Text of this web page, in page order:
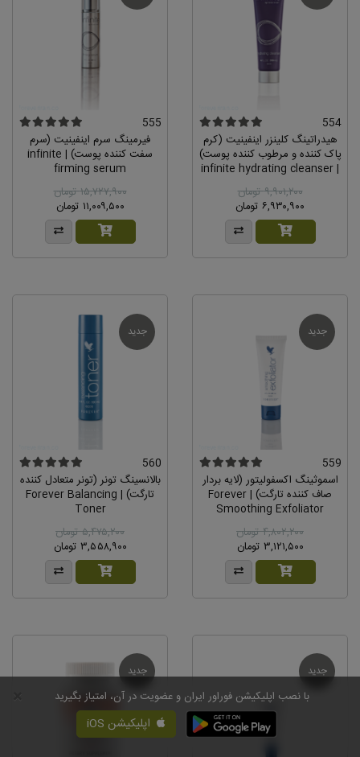
554
هیدراتینگ کلینزر اینفینیت (کرم
پاک کننده و مرطوب کننده پوست)
| infinite hydrating cleanser
۹,۹۰۱,۲۰۰ تومان
۶,۹۳۰,۹۰۰ تومان
555
فیرمینگ سرم اینفینیت (سرم
سفت کننده پوست) | infinite
firming serum
۱۵,۷۲۷,۹۰۰ تومان
۱۱,۰۰۹,۵۰۰ تومان
جدید
559
اسموثینگ اکسفولیتور (لایه بردار
صاف کننده تارگت) | Forever
Smoothing Exfoliator
۴,۸۰۲,۲۰۰ تومان
۳,۱۲۱,۵۰۰ تومان
جدید
560
بالانسینگ تونر (تونر متعادل کننده
تارگت) | Forever Balancing
Toner
۵,۴۷۵,۲۰۰ تومان
۳,۵۵۸,۹۰۰ تومان
جدید جدید
با نصب اپلیکیشن فوراور ایران و عضویت در آن، امتیاز بگیرید
اپلیکیشن iOS